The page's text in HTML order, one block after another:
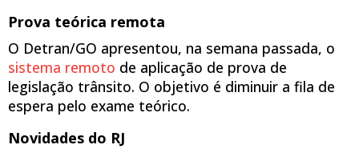
Prova teórica remota
O Detran/GO apresentou, na semana passada, o
sistema remoto de aplicação de prova de
legislação trânsito. O objetivo é diminuir a fila de
espera pelo exame teórico.
Novidades do RJ